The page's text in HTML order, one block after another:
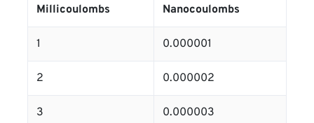
Millicoulombs Nanocoulombs
1 0.000001
2 0.000002
3 0.000003